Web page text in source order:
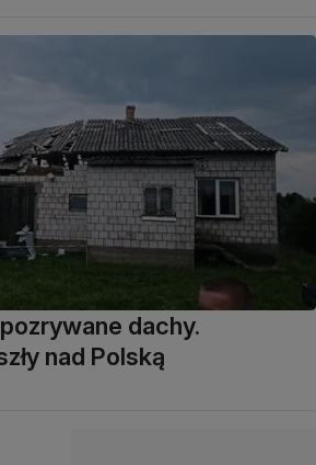
dachy.
nad Polską